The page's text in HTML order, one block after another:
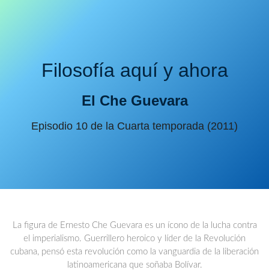
Filosofía aquí y ahora
El Che Guevara
Episodio 10 de la Cuarta temporada (2011)
La figura de Ernesto Che Guevara es un ícono de la lucha contra
el imperialismo. Guerrillero heroico y líder de la Revolución
cubana, pensó esta revolución como la vanguardia de la liberación
latinoamericana que soñaba Bolívar.